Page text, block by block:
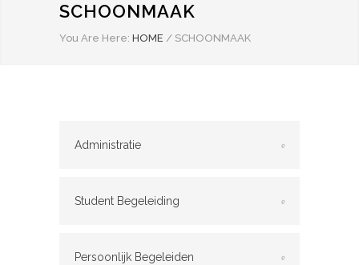
SCHOONMAAK
You Are Here: HOME / SCHOONMAAK
Administratie
Student Begeleiding
Persoonlijk Begeleiden